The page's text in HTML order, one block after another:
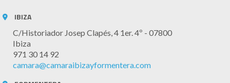
IBIZA
C/Historiador Josep Clapés, 4 1er. 4º - 07800
Ibiza
971 30 14 92
camara@camaraibizayformentera.com